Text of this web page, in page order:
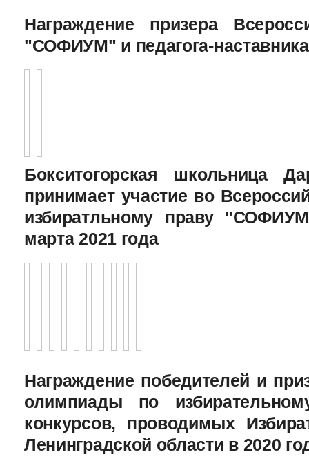
Награждение призера
"СОФИУМ" и педагога-наставника
Бокситогорская школьница
принимает участие во
избиратльному праву
марта 2021 года
Награждение победителей и
олимпиады по
конкурсов, проводимых
Ленинградской области в 2020